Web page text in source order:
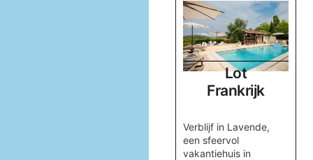
Lot
Frankrijk
Verblijf in Lavende,
een sfeervol
vakantiehuis in